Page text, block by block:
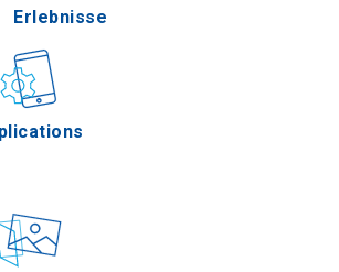
Gastronomie
Ereignisse
Erlebnisse